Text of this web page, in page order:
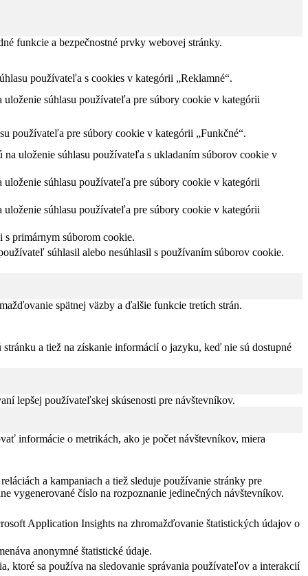
funkcie a bezpečnostné prvky webovej stránky.
používateľa s cookies v kategórii „Reklamné“.
súhlasu používateľa pre súbory cookie v kategórii
používateľa pre súbory cookie v kategórii „Funkčné“.
uloženie súhlasu používateľa s ukladaním súborov cookie v
súhlasu používateľa pre súbory cookie v kategórii
súhlasu používateľa pre súbory cookie v kategórii
s primárnym súborom cookie.
súhlasil alebo nesúhlasil s používaním súborov cookie.
spätnej väzby a ďalšie funkcie tretích strán.
a tiež na získanie informácií o jazyku, keď nie sú dostupné
lepšej používateľskej skúsenosti pre návštevníkov.
informácie o metrikách, ako je počet návštevníkov, miera
a kampaniach a tiež sleduje používanie stránky pre
vygenerované číslo na rozpoznanie jedinečných návštevníkov.
Application Insights na zhromažďovanie štatistických údajov o
anonymné štatistické údaje.
ktoré sa používa na sledovanie správania používateľov a interakcií